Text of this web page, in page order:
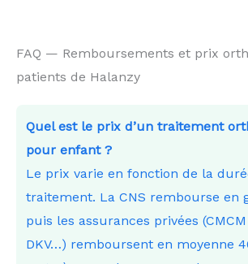
FAQ — Remboursements et prix
patients de Halanzy
Quel est le prix d’un traitement
pour enfant ?
Le prix varie en fonction de la
traitement. La CNS rembourse en
puis les assurances privées
DKV…) remboursent en moyenne